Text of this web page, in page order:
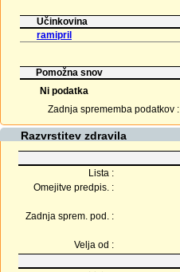
Učinkovina
ramipril
Pomožna snov
Ni podatka
Zadnja sprememba podatkov :
Razvrstitev zdravila
Lista :
Omejitve predpis. :
Zadnja sprem. pod. :
Velja od :